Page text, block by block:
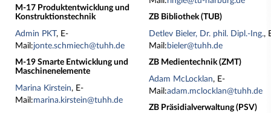
M-17 Produktentwicklung und
Konstruktionstechnik
Admin PKT, E-
Mail:jonte.schmiech@tuhh.de
M-19 Smarte Entwicklung und
Maschinenelemente
Marina Kirstein, E-
Mail:marina.kirstein@tuhh.de
ZB Bibliothek (TUB)
Detlev Bieler, Dr. phil. Dipl.-Ing.,
Mail: bieler@tuhh.de
ZB Medientechnik (ZMT)
Adam McLocklan, E-
Mail:adam.mclocklan@tuhh.de
ZB Präsidialverwaltung (PSV)